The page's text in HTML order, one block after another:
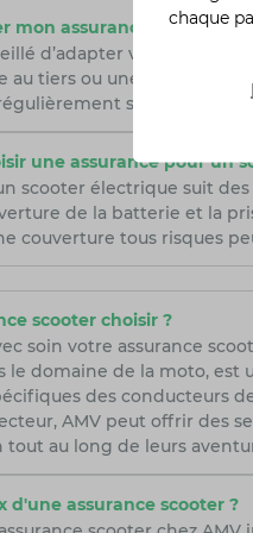
mon assurance scooter si
d’adapter votre
au tiers ou une couverture
sur
une assurance pour un
scooter électrique suit
de la batterie et la
couverture tous risques
scooter choisir ?
soin votre assurance
le domaine de la moto,
des conducteurs
AMV peut offrir des
au long de leurs
d'une assurance scooter ?
chaque